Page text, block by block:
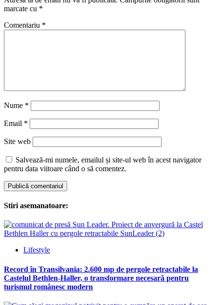
marcate cu *
Comentariu *
Nume *
Email *
Site web
Salvează-mi numele, emailul și site-ul web în acest navigator
pentru data viitoare când o să comentez.
Stiri asemanatoare:
Lifestyle
Record în Transilvania: 2.600 mp de pergole retractabile la
Castelul Bethlen-Haller, o transformare necesară pentru
turismul românesc modern